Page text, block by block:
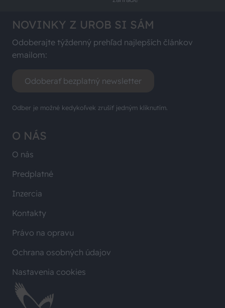
O NÁS
O nás
Predplatné
Inzercia
Kontakty
Právo na opravu
Ochrana osobných údajov
Nastavenia cookies
NOVINKY Z UROB SI SÁM
Odoberajte týždenný prehľad najlepších článkov
emailom:
Odoberať bezplatný newsletter
Odber je možné kedykoľvek zrušiť jedným kliknutím.